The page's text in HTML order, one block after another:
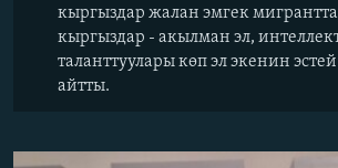
кыргыздар жалан эмгек
кыргыздар - акылман эл,
таланттуулары көп эл экенин
айтты.